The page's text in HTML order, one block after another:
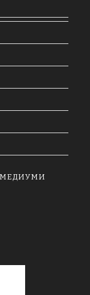
МЕДИУМИ